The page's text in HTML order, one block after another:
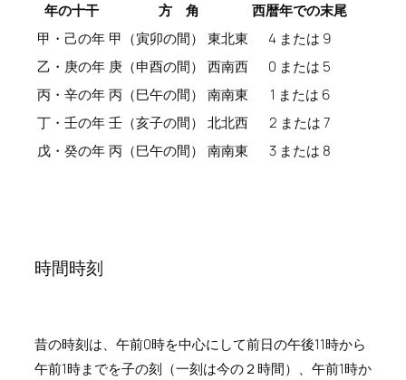
年の十干 方 角
西暦年での末尾
甲・己の年 甲（寅卯の間） 東北東
4 または 9
乙・庚の年 庚（申酉の間） 西南西
0 または 5
丙・辛の年丙（巳午の間） 南南東
1 または 6
丁・壬の年壬（亥子の間） 北北西
2 または 7
戊・癸の年丙（巳午の間） 南南東 3 または 8
時間時刻
昔の時刻は、午前0時を中心にして前日の午後11時から
午前1時までを子の刻（一刻は今の２時間）、午前1時か